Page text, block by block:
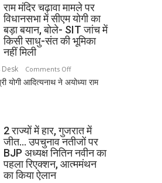
दांव,
यूपी
में
पूरी
बदली,
राम मंदिर चढ़ावा मामले पर
विधानसभा में सीएम योगी का
बड़ा बयान, बोले- SIT जांच में
किसी साधु-संत की भूमिका
नहीं मिली
Desk Comments Offon
राम
पर
विधानसभा
में
आदित्यनाथ ने अयोध्या राम
2 राज्यों में हार, गुजरात में
जीत… उपचुनाव नतीजों पर
BJP अध्यक्ष नितिन नवीन का
पहला रिएक्शन, आत्ममंथन
का किया ऐलान